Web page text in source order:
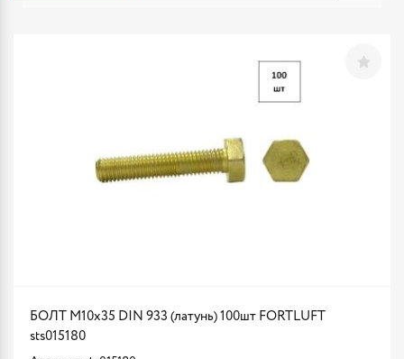
БОЛТ М10х35 DIN 933 (латунь) 100шт FORTLUFT
sts015180